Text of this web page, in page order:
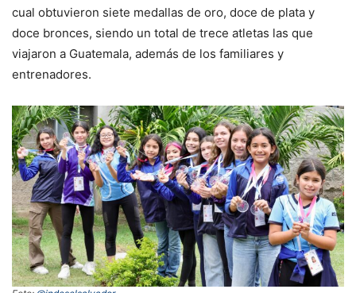
cual obtuvieron siete medallas de oro, doce de plata y
doce bronces, siendo un total de trece atletas las que
viajaron a Guatemala, además de los familiares y
entrenadores.